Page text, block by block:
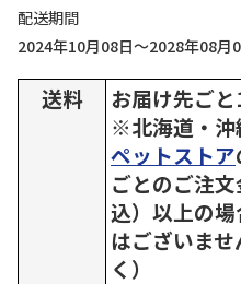
配送期間
2024年10月08日～2028年08月
送料
お届け先ごと
※北海道・沖
ペットストア
ごとのご注
込）以上の
はございま
く）